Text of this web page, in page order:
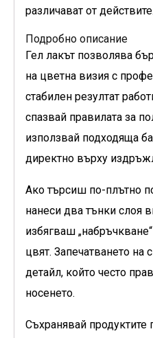
различават от
Подробно описание
Гел лакът позволява
на цветна визия с
стабилен резултат
спазвай правилата за
използвай подходяща
директно върху
Ако търсиш по-плътно
нанеси два тънки слоя
избягваш
цвят. Запечатването на
детайл, който често
носенето.
Съхранявай продуктите